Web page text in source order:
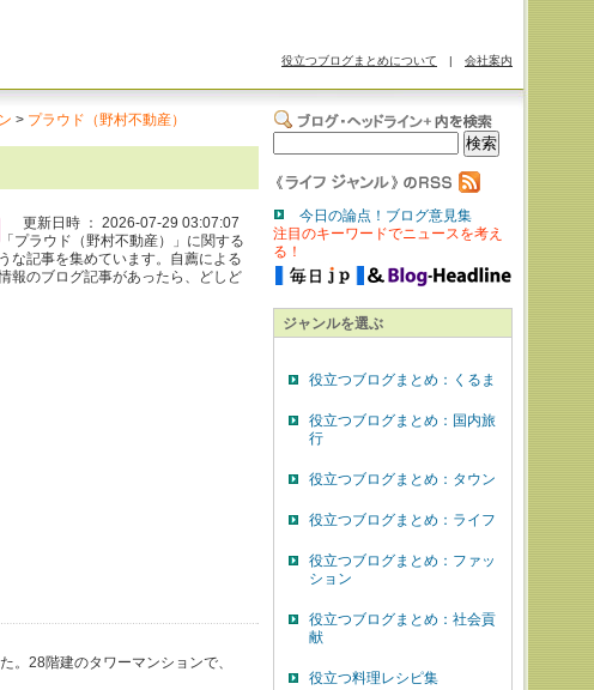
役立つブログまとめについて | 会社案内
> プラウド（野村不動産）
更新日時 ： 2026-07-29 03:07:07
「プラウド（野村不動産）」に関する
な記事を集めています。自薦による
報のブログ記事があったら、どしど
。28階建のタワーマンションで、
今日の論点！ブログ意見集
注目のキーワードでニュースを考え
る！
ジャンルを選ぶ
役立つブログまとめ：くるま
役立つブログまとめ：国内旅
行
役立つブログまとめ：タウン
役立つブログまとめ：ライフ
役立つブログまとめ：ファッ
ション
役立つブログまとめ：社会貢
献
役立つ料理レシピ集